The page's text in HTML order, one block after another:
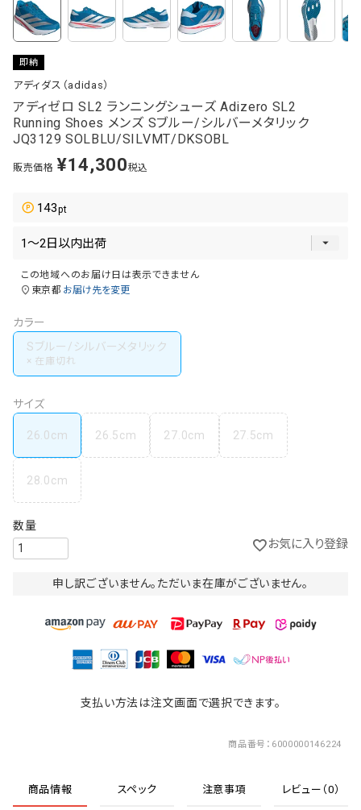
即納
アディダス（adidas）
アディゼロ SL2 ランニングシューズ Adizero SL2
Running Shoes メンズ Sブルー/シルバーメタリック
JQ3129 SOLBLU/SILVMT/DKSOBL
販売価格 ¥14,300税込
143
この地域へのお届け日は表示できません
東京都 お届け先を変更
カラー
Sブルー/シルバーメタリック
サイズ
26.0cm 26.5cm 27.0cm 27.5cm
28.0cm
お気に入り登録
申し訳ございません。ただいま在庫がございません。
支払い方法は注文画面で選択できます。
商品番号 6000000146224
商品情報 スペック 注意事項 レビュー（0）